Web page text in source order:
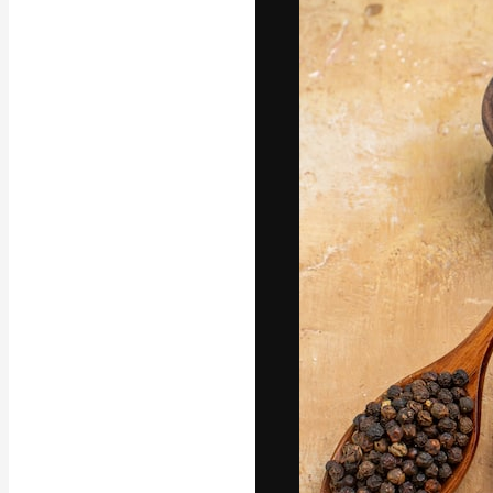
La plateforme
vos meilleurs
d’abonnés :
studios.
Français
Copyright ©